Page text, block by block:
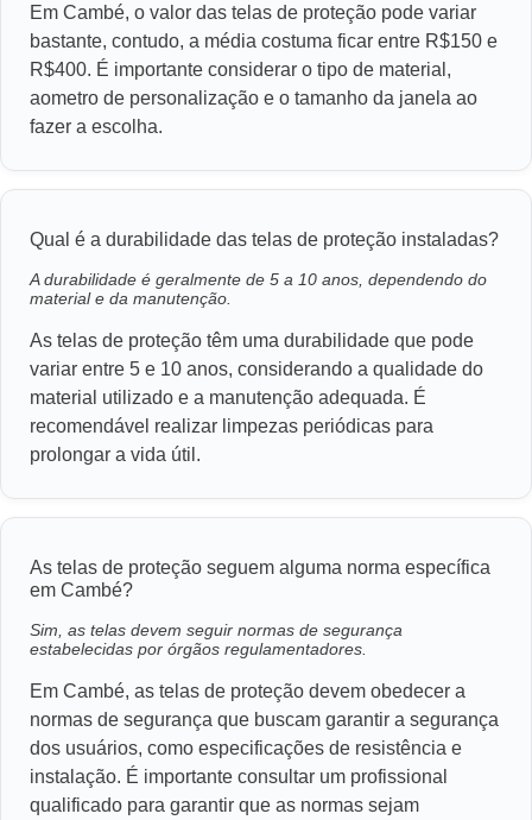
Em Cambé, o valor das telas de proteção pode variar
bastante, contudo, a média costuma ficar entre R$150 e
R$400. É importante considerar o tipo de material,
aometro de personalização e o tamanho da janela ao
fazer a escolha.
Qual é a durabilidade das telas de proteção instaladas?
A durabilidade é geralmente de 5 a 10 anos, dependendo do
material e da manutenção.
As telas de proteção têm uma durabilidade que pode
variar entre 5 e 10 anos, considerando a qualidade do
material utilizado e a manutenção adequada. É
recomendável realizar limpezas periódicas para
prolongar a vida útil.
As telas de proteção seguem alguma norma específica
em Cambé?
Sim, as telas devem seguir normas de segurança
estabelecidas por órgãos regulamentadores.
Em Cambé, as telas de proteção devem obedecer a
normas de segurança que buscam garantir a segurança
dos usuários, como especificações de resistência e
instalação. É importante consultar um profissional
qualificado para garantir que as normas sejam